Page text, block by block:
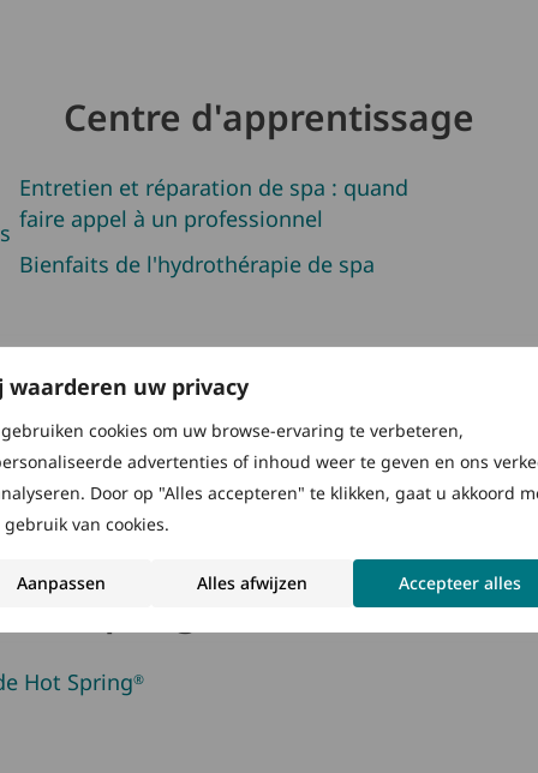
waarderen uw privacy
cookies om uw browse-ervaring te verbeteren,
advertenties of inhoud weer te geven en ons
Door op "Alles accepteren" te klikken, gaat u akkoord
gebruik van cookies.
Aanpassen Alles afwijzen Accepteer alles
Centre d'apprentissage
Entretien et réparation de spa : quand
faire appel à un professionnel
Bienfaits de l'hydrothérapie de spa
de Planification d'un SPA
Efficacité énergétique
Spring
Hot Spring®